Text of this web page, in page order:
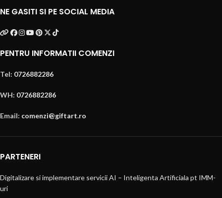
NE GASITI SI PE SOCIAL MEDIA
PENTRU INFORMATII COMENZI
Tel: 0726882286
WH: 0726882286
Email: comenzi@giftart.ro
PARTENERI
Digitalizare si implementare servicii AI – Inteligenta Artificiala pt IMM-
uri